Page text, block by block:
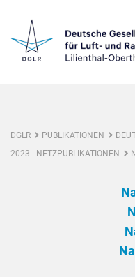
DGLR PUBLIKATIONEN
2023 - NETZPUBLIKATIONEN